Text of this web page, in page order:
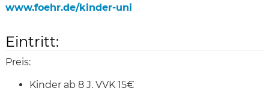
www.foehr.de/kinder-uni
Eintritt:
Preis:
Kinder ab 8 J. VVK 15€